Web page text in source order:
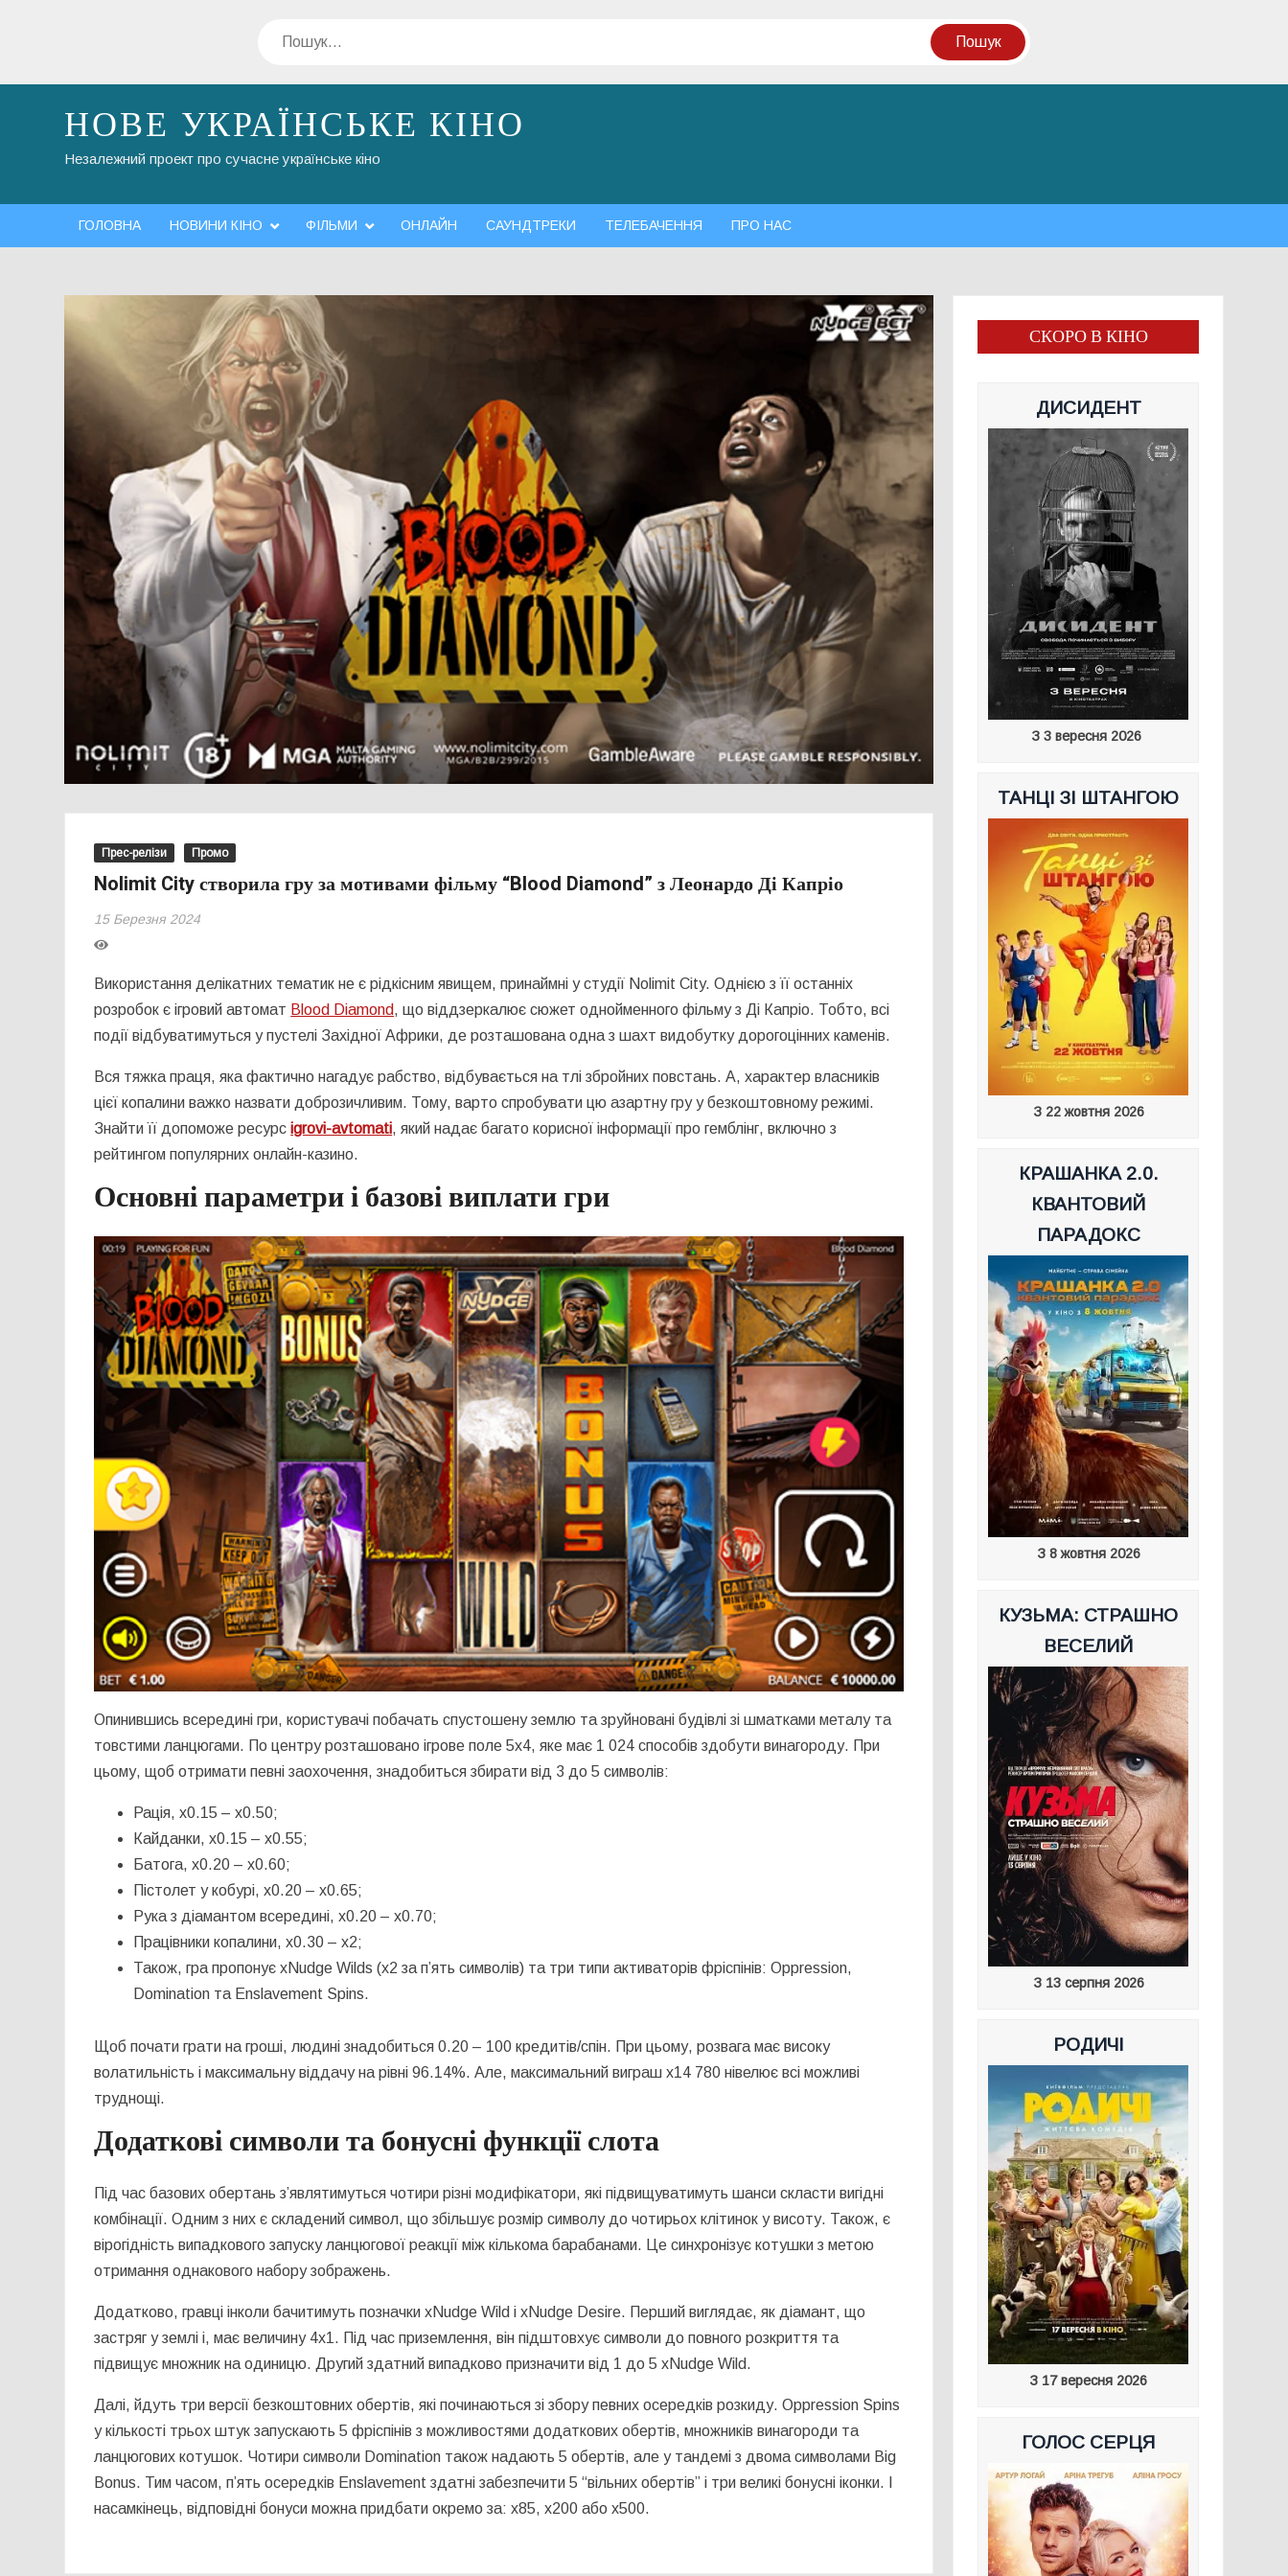
Пошук
НОВЕ УКРАЇНСЬКЕ КІНО
Незалежний проект про сучасне українське кіно
ГОЛОВНА НОВИНИ КІНО ФІЛЬМИ ОНЛАЙН САУНДТРЕКИ ТЕЛЕБАЧЕННЯ ПРО НАС
Прес-релізи Промо
Nolimit City створила гру за мотивами фільму “Blood Diamond” з Леонардо Ді Капріо
15 Березня 2024
Використання делікатних тематик не є рідкісним явищем, принаймні у студії Nolimit City. Однією з її останніх
розробок є ігровий автомат Blood Diamond, що віддзеркалює сюжет однойменного фільму з Ді Капріо. Тобто, всі
події відбуватимуться у пустелі Західної Африки, де розташована одна з шахт видобутку дорогоцінних каменів.
Вся тяжка праця, яка фактично нагадує рабство, відбувається на тлі збройних повстань. А, характер власників
цієї копалини важко назвати доброзичливим. Тому, варто спробувати цю азартну гру у безкоштовному режимі.
Знайти її допоможе ресурсigrovi-avtomati, який надає багато корисної інформації про гемблінг, включно з
рейтингом популярних онлайн-казино.
Основні параметри і базові виплати гри
Опинившись всередині гри, користувачі побачать спустошену землю та зруйновані будівлі зі шматками металу та
товстими ланцюгами. По центру розташовано ігрове поле 5х4, яке має 1 024 способів здобути винагороду. При
цьому, щоб отримати певні заохочення, знадобиться збирати від 3 до 5 символів:
Рація, х0.15 – х0.50;
Кайданки, х0.15 – х0.55;
Батога, х0.20 – х0.60;
Пістолет у кобурі, х0.20 – х0.65;
Рука з діамантом всередині, х0.20 – х0.70;
Працівники копалини, х0.30 – х2;
Також, гра пропонує xNudge Wilds (х2 за п’ять символів) та три типи активаторів фріспінів: Oppression,
Domination та Enslavement Spins.
Щоб почати грати на гроші, людині знадобиться 0.20 – 100 кредитів/спін. При цьому, розвага має високу
волатильність і максимальну віддачу на рівні 96.14%. Але, максимальний виграш х14 780 нівелює всі можливі
труднощі.
Додаткові символи та бонусні функції слота
Під час базових обертань з’являтимуться чотири різні модифікатори, які підвищуватимуть шанси скласти вигідні
комбінації. Одним з них є складений символ, що збільшує розмір символу до чотирьох клітинок у висоту. Також, є
вірогідність випадкового запуску ланцюгової реакції між кількома барабанами. Це синхронізує котушки з метою
отримання однакового набору зображень.
Додатково, гравці інколи бачитимуть позначки xNudge Wild і xNudge Desire. Перший виглядає, як діамант, що
застряг у землі і, має величину 4х1. Під час приземлення, він підштовхує символи до повного розкриття та
підвищує множник на одиницю. Другий здатний випадково призначити від 1 до 5 xNudge Wild.
Далі, йдуть три версії безкоштовних обертів, які починаються зі збору певних осередків розкиду. Oppression Spins
у кількості трьох штук запускають 5 фріспінів з можливостями додаткових обертів, множників винагороди та
ланцюгових котушок. Чотири символи Domination також надають 5 обертів, але у тандемі з двома символами Big
Bonus. Тим часом, п’ять осередків Enslavement здатні забезпечити 5 “вільних обертів” і три великі бонусні іконки. І
насамкінець, відповідні бонуси можна придбати окремо за: х85, х200 або х500.
СКОРО В КІНО
ДИСИДЕНТ
З 3 вересня 2026
ТАНЦІ ЗІ ШТАНГОЮ
З 22 жовтня 2026
КРАШАНКА 2.0.
КВАНТОВИЙ
ПАРАДОКС
З 8 жовтня 2026
КУЗЬМА: СТРАШНО
ВЕСЕЛИЙ
З 13 серпня 2026
РОДИЧІ
З 17 вересня 2026
ГОЛОС СЕРЦЯ